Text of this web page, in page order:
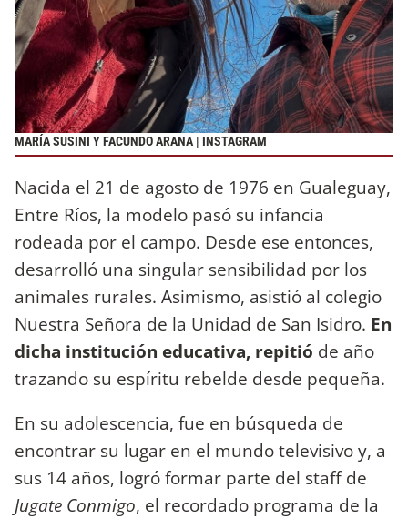
MARÍA SUSINI Y FACUNDO ARANA | INSTAGRAM
Nacida el 21 de agosto de 1976 en Gualeguay,
Entre Ríos, la modelo pasó su infancia
rodeada por el campo. Desde ese entonces,
desarrolló una singular sensibilidad por los
animales rurales. Asimismo, asistió al colegio
Nuestra Señora de la Unidad de San Isidro. En
dicha institución educativa, repitió de año
trazando su espíritu rebelde desde pequeña.
En su adolescencia, fue en búsqueda de
encontrar su lugar en el mundo televisivo y, a
sus 14 años, logró formar parte del staff de
Jugate Conmigo, el recordado programa de la